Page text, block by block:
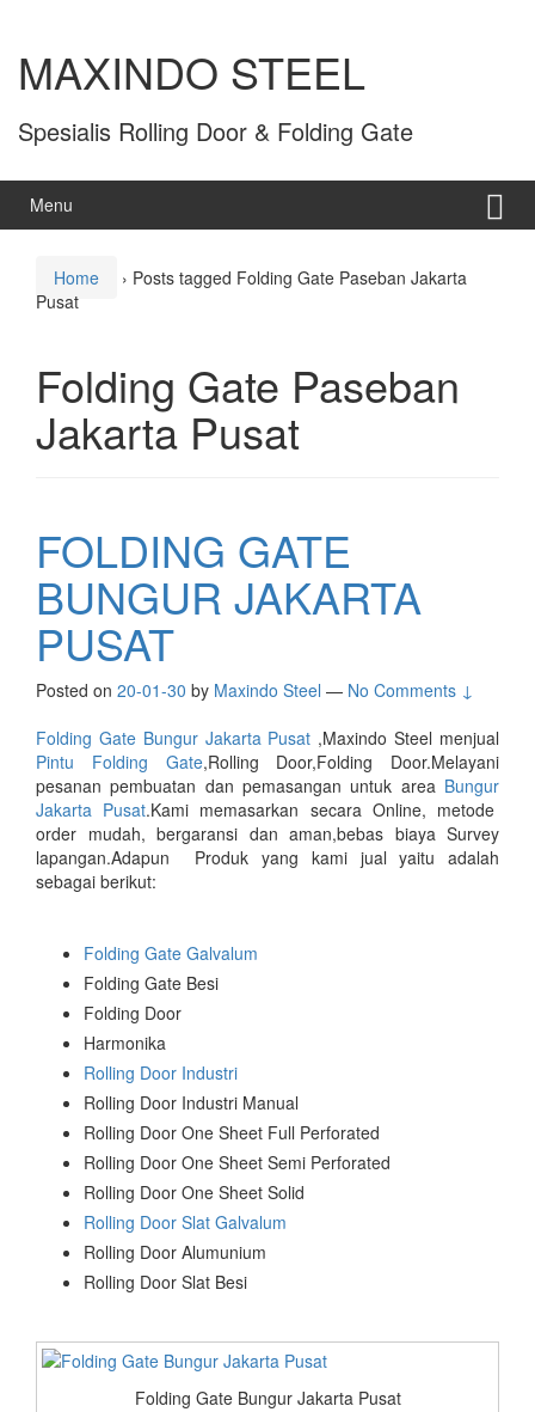
MAXINDO STEEL
Spesialis Rolling Door & Folding Gate
Menu
Home › Posts tagged Folding Gate Paseban Jakarta
Pusat
Folding Gate Paseban
Jakarta Pusat
FOLDING GATE
BUNGUR JAKARTA
PUSAT
Posted on 20-01-30 by Maxindo Steel — No Comments ↓
Folding Gate Bungur Jakarta Pusat ,Maxindo Steel menjual
Pintu Folding Gate,Rolling Door,Folding Door.Melayani
pesanan pembuatan dan pemasangan untuk areaBungur
Jakarta Pusat.Kami memasarkan secara Online, metode
order mudah, bergaransi dan aman,bebas biaya Survey
lapangan.Adapun Produk yang kami jual yaitu adalah
sebagai berikut:
Folding Gate Galvalum
Folding Gate Besi
Folding Door
Harmonika
Rolling Door Industri
Rolling Door Industri Manual
Rolling Door One Sheet Full Perforated
Rolling Door One Sheet Semi Perforated
Rolling Door One Sheet Solid
Rolling Door Slat Galvalum
Rolling Door Alumunium
Rolling Door Slat Besi
Folding Gate Bungur Jakarta Pusat